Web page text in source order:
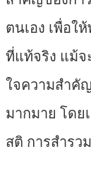
ตนเอง เพื่อ
ที่แท้จริง แม้
ใจความสำคั
มากมาย โดย
สติ การสำร